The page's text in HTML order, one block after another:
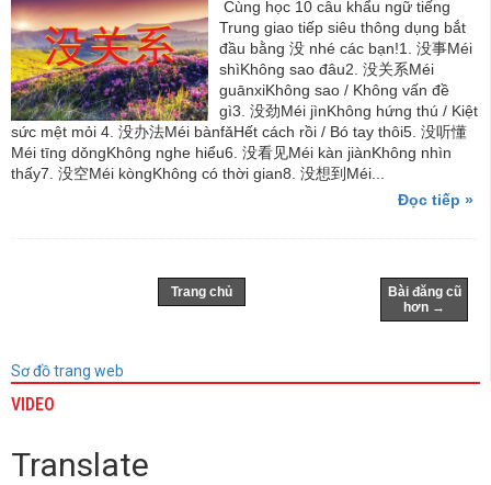
Cùng học 10 câu khẩu ngữ tiếng
Trung giao tiếp siêu thông dụng bắt
đầu bằng 没 nhé các bạn!1. 没事Méi
shìKhông sao đâu2. 没关系Méi
guānxiKhông sao / Không vấn đề
gì3. 没劲Méi jìnKhông hứng thú / Kiệt
sức mệt mỏi 4. 没办法Méi bànfǎHết cách rồi / Bó tay thôi5. 没听懂
Méi tīng dǒngKhông nghe hiểu6. 没看见Méi kàn jiànKhông nhìn
thấy7. 没空Méi kòngKhông có thời gian8. 没想到Méi...
Đọc tiếp »
Bài đăng cũ
hơn →
Trang chủ
Sơ đồ trang web
VIDEO
Translate